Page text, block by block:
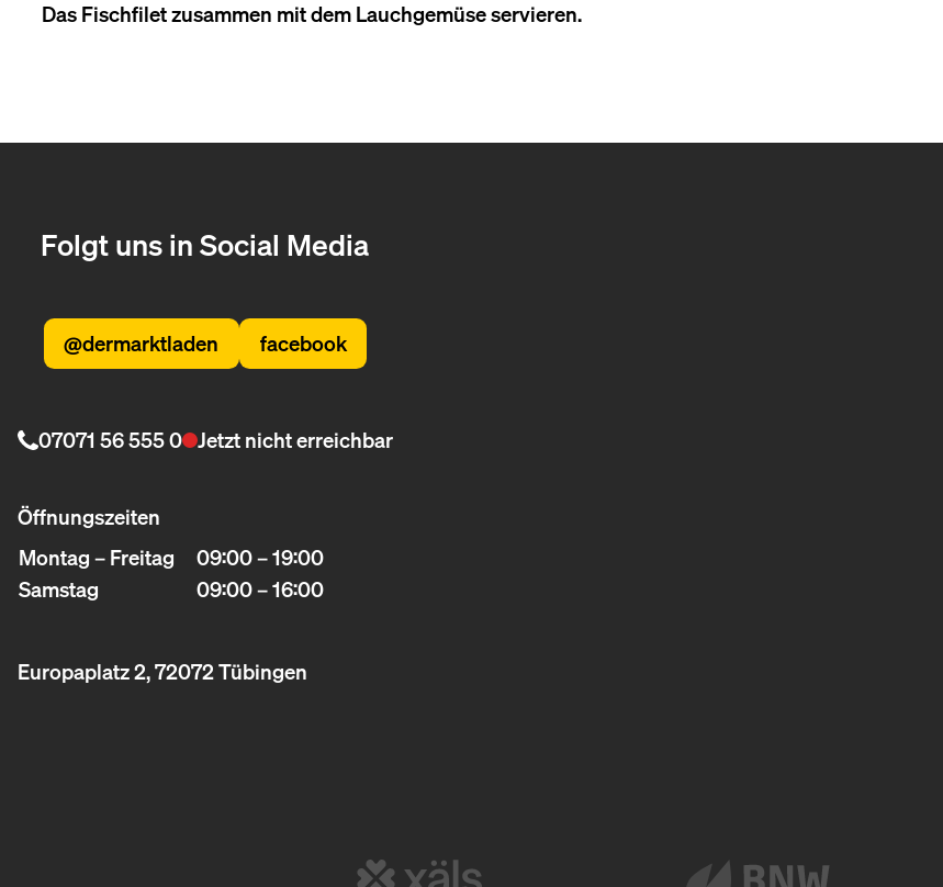
Das Fischfilet zusammen mit dem Lauchgemüse servieren.
Folgt uns in Social Media
@dermarktladen facebook
07071 56 555 0 Jetzt nicht erreichbar
Öffnungszeiten
Montag – Freitag
09:00 – 19:00
Samstag
09:00 – 16:00
Europaplatz 2, 72072 Tübingen